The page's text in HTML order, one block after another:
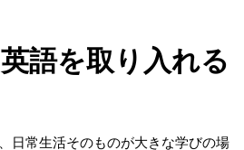
語を取り入れる
日常生活そのものが大きな学びの場